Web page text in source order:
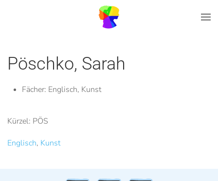
Zum Hauptinhalt springen
Pöschko, Sarah
Fächer: Englisch, Kunst
Kürzel: PÖS
Englisch, Kunst